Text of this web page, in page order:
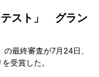
テスト」 グラン
最終審査が7月24日、
受賞した。